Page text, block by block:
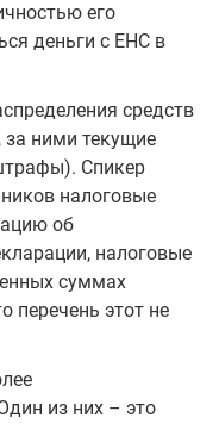
его
деньги с ЕНС в
средств
ними текущие
Спикер
налоговые
об
налоговые
суммах
перечень этот не
из них – это